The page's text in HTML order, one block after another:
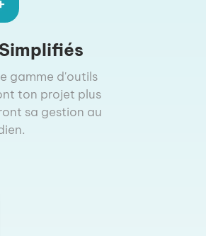
gamme d'outils
ton projet plus
sa gestion au